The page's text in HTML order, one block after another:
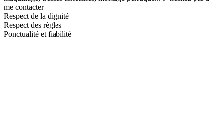
me contacter
Respect de la dignité
Respect des règles
Ponctualité et fiabilité